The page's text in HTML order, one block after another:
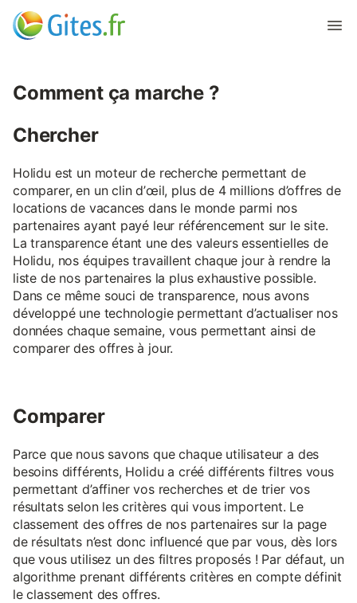
Comment ça marche ?
Chercher
Holidu est un moteur de recherche permettant de
comparer, en un clin d’œil, plus de 4 millions d’offres de
locations de vacances dans le monde parmi nos
partenaires ayant payé leur référencement sur le site.
La transparence étant une des valeurs essentielles de
Holidu, nos équipes travaillent chaque jour à rendre la
liste de nos partenaires la plus exhaustive possible.
Dans ce même souci de transparence, nous avons
développé une technologie permettant d’actualiser nos
données chaque semaine, vous permettant ainsi de
comparer des offres à jour.
Comparer
Parce que nous savons que chaque utilisateur a des
besoins différents, Holidu a créé différents filtres vous
permettant d’affiner vos recherches et de trier vos
résultats selon les critères qui vous importent. Le
classement des offres de nos partenaires sur la page
de résultats n’est donc influencé que par vous, dès lors
que vous utilisez un des filtres proposés ! Par défaut, un
algorithme prenant différents critères en compte définit
le classement des offres.